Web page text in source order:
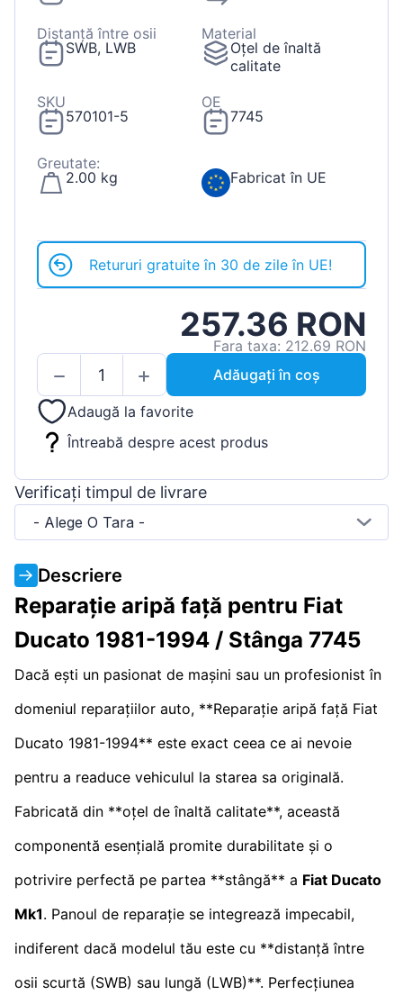
Distanță între osii
SWB, LWB
Material
Oțel de înaltă
calitate
SKU
570101-5
OE
7745
Greutate:
2.00 kg
Fabricat în UE
Retururi gratuite în 30 de zile în UE!
257.36 RON
Fara taxa: 212.69 RON
Adăugați în coș
Adaugă la favorite
Întreabă despre acest produs
Verificați timpul de livrare
- Alege O Tara -
Descriere
Reparație aripă față pentru Fiat
Ducato 1981-1994 / Stânga 7745
Dacă ești un pasionat de mașini sau un profesionist în
domeniul reparațiilor auto, **Reparație aripă față Fiat
Ducato 1981-1994** este exact ceea ce ai nevoie
pentru a readuce vehiculul la starea sa originală.
Fabricată din **oțel de înaltă calitate**, această
componentă esențială promite durabilitate și o
potrivire perfectă pe partea **stângă** a Fiat Ducato
Mk1. Panoul de reparație se integrează impecabil,
indiferent dacă modelul tău este cu **distanță între
osii scurtă (SWB) sau lungă (LWB)**. Perfecțiunea